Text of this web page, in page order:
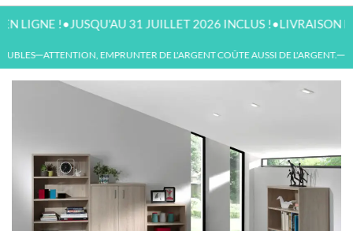
!•JUSQU'AU 31 JUILLET 2026 INCLUS !•LIVRAISON
—ATTENTION, EMPRUNTER DE L'ARGENT COÛTE AUSSI DE L'ARGENT.—